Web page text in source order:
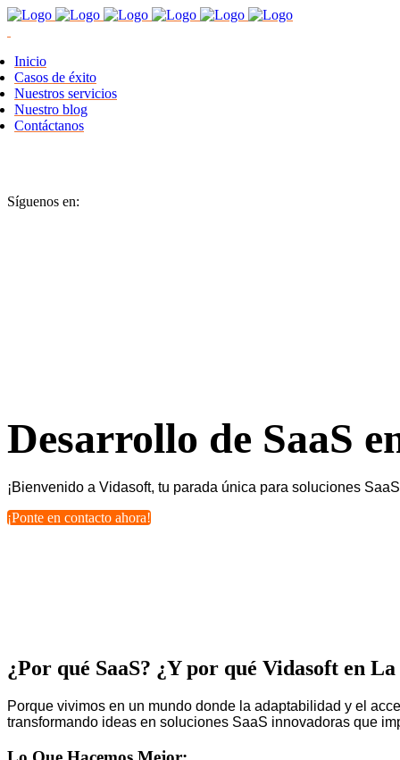
Inicio
Casos de éxito
Nuestros servicios
Nuestro blog
Contáctanos
Síguenos en:
Desarrollo de SaaS
¡Bienvenido a Vidasoft, tu parada única para soluciones
¡Ponte en contacto ahora!
¿Por qué SaaS? ¿Y por qué Vidasoft en
Porque vivimos en un mundo donde la adaptabilidad y el
transformando ideas en soluciones SaaS innovadoras que